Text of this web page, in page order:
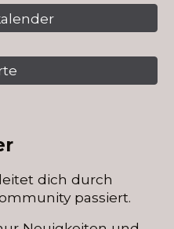
dich durch
passiert.